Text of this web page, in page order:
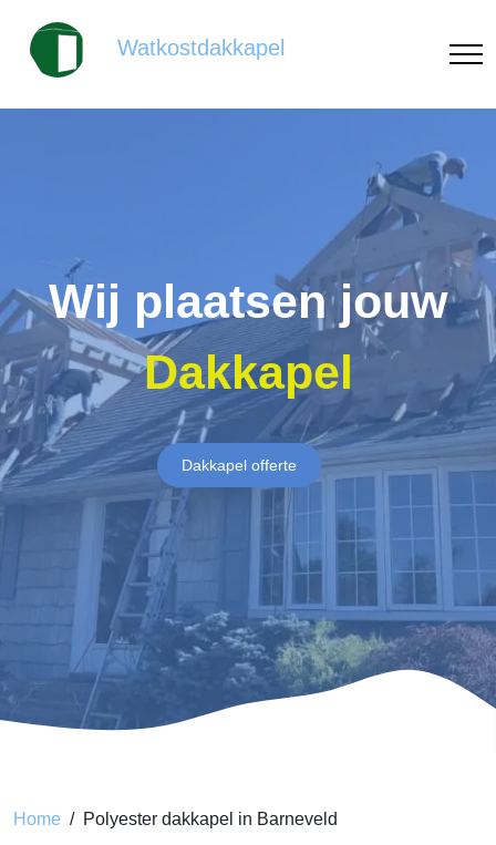
Watkostdakkapel
Wij plaatsen jouw
Dakkapel
Dakkapel offerte
Home Polyester dakkapel in Barneveld